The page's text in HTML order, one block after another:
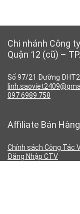
Chi nhánh Công
Quận 12 (cũ) –
Số 97/21 Đường
097 6989 758
Affiliate Bán Hàng
Chính sách Công Tác
Đăng Nhập CTV